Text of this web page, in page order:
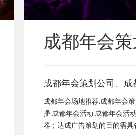
成都年会
成都年会策划公司、
都年会节目表演、成
成都年会布置公司，
演，年会节目创意节目
成都年会场地推荐,成都年会
播,成都年会活动,成都年会活
器；达成广告策划的目的需